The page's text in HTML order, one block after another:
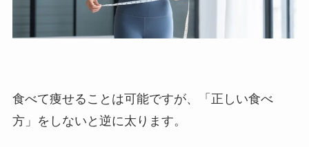
食べて痩せることは可能ですが、「正しい食べ
方」をしないと逆に太ります。